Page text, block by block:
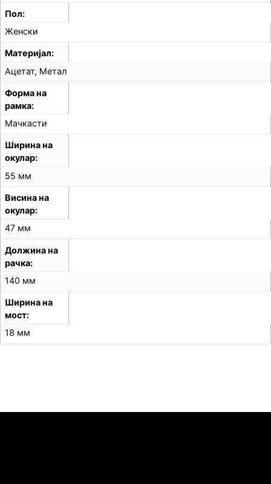
Пол
Женски
Материјал
Ацетат, Метал
Форма на
рамка
Мачкасти
Ширина на
окулар
55 мм
Висина на
окулар
47 мм
Должина на
рачка
140 мм
Ширина на
мост
18 мм